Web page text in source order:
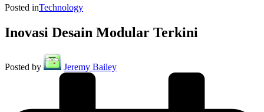
Posted inTechnology
Inovasi Desain Modular Terkini
Posted by Jeremy Bailey